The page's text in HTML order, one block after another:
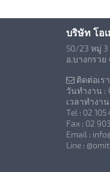
บริษัท โอ
50/23 หมู่
อ.บางกรวย
ติดต่อเรา
วันทำงาน :
เวลาทำงาน
Tel : 02 105
Fax : 02
Email :
Line :